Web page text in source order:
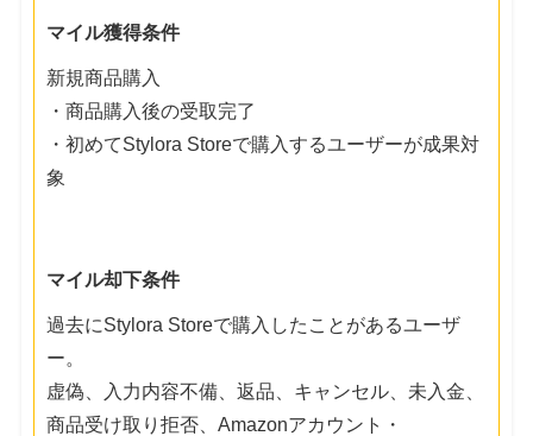
マイル獲得条件
新規商品購入
・商品購入後の受取完了
・初めてStylora Storeで購入するユーザーが成果対
象
マイル却下条件
過去にStylora Storeで購入したことがあるユーザ
ー。
虚偽、入力内容不備、返品、キャンセル、未入金、
商品受け取り拒否、Amazonアカウント・